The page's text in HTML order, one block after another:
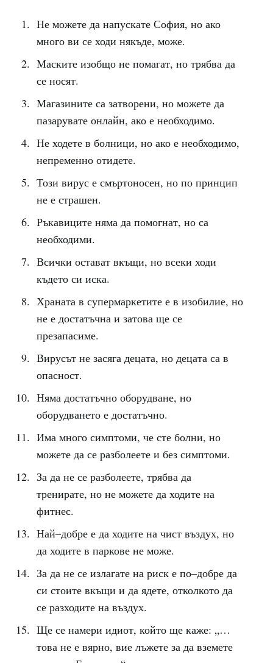
Не можете да напускате София, но ако
много ви се ходи някъде, може.
Маските изобщо не помагат, но трябва да
се носят.
Магазините са затворени, но можете да
пазарувате онлайн, ако е необходимо.
Не ходете в болници, но ако е необходимо,
непременно отидете.
Този вирус е смъртоносен, но по принцип
не е страшен.
Ръкавиците няма да помогнат, но са
необходими.
Всички остават вкъщи, но всеки ходи
където си иска.
Храната в супермаркетите е в изобилие, но
не е достатъчна и затова ще се
презапасиме.
Вирусът не засяга децата, но децата са в
опасност.
Няма достатъчно оборудване, но
оборудването е достатъчно.
Има много симптоми, че сте болни, но
можете да се разболеете и без симптоми.
За да не се разболеете, трябва да
тренирате, но не можете да ходите на
фитнес.
Най–добре е да ходите на чист въздух, но
да ходите в паркове не може.
За да не се излагате на риск е по–добре да
си стоите вкъщи и да ядете, отколкото да
се разходите на въздух.
Ще се намери идиот, който ще каже: „…
това не е вярно, вие лъжете за да вземете